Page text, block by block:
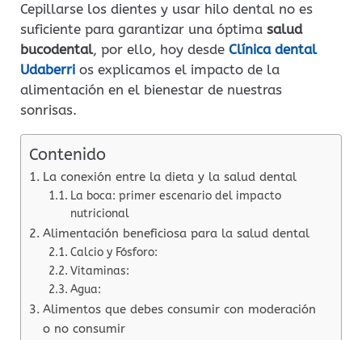
Cepillarse los dientes y usar hilo dental no es
suficiente para garantizar una óptima salud
bucodental, por ello, hoy desde Clínica dental
Udaberri os explicamos el impacto de la
alimentación en el bienestar de nuestras
sonrisas.
Contenido
La conexión entre la dieta y la salud dental
La boca: primer escenario del impacto
nutricional
Alimentación beneficiosa para la salud dental
Calcio y Fósforo:
Vitaminas:
Agua:
Alimentos que debes consumir con moderación
o no consumir